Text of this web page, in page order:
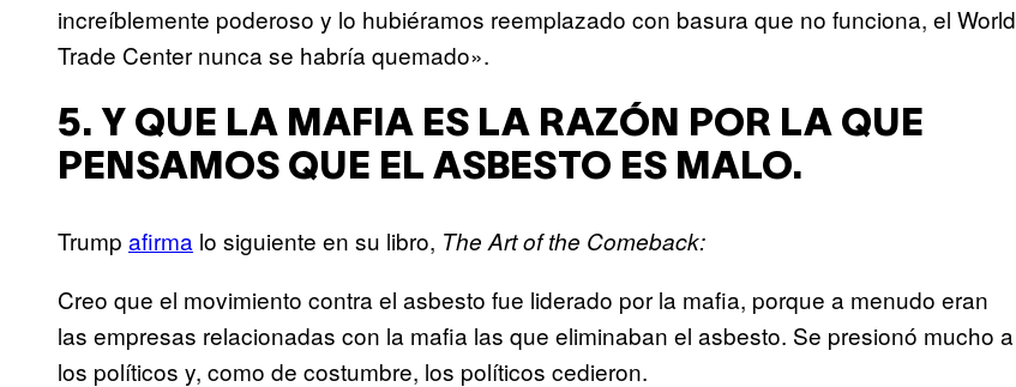
increíblemente poderoso y lo hubiéramos reemplazado con basura que no funciona, el World
Trade Center nunca se habría quemado».
5. Y QUE LA MAFIA ES LA RAZÓN POR LA QUE
PENSAMOS QUE EL ASBESTO ES MALO.
Trump afirma lo siguiente en su libro, The Art of the Comeback:
Creo que el movimiento contra el asbesto fue liderado por la mafia, porque a menudo eran
las empresas relacionadas con la mafia las que eliminaban el asbesto. Se presionó mucho a
los políticos y, como de costumbre, los políticos cedieron.